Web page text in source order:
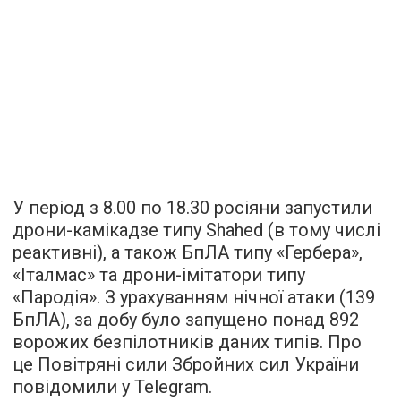
У період з 8.00 по 18.30 росіяни запустили
дрони-камікадзе типу Shahed (в тому числі
реактивні), а також БпЛА типу «Гербера»,
«Італмас» та дрони-імітатори типу
«Пародія». З урахуванням нічної атаки (139
БпЛА), за добу було запущено понад 892
ворожих безпілотників даних типів. Про
це Повітряні сили Збройних сил України
повідомили у Telegram.